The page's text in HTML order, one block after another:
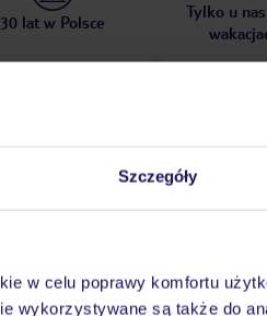
Szczegóły
w celu poprawy komfortu
wykorzystywane są także do
30 lat w Polsce
Tylko u
Wyżywienie